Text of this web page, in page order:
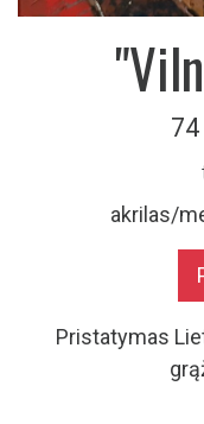
akrilas/
Pristatymas